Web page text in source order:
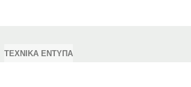
ΤΕΧΝΙΚΑ ΕΝΤΥΠΑ